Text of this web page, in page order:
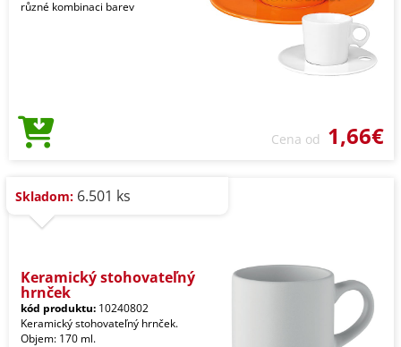
různé kombinaci barev
Cena od 1,66€
Skladom: 6.501 ks
Keramický stohovateľný
hrnček
kód produktu: 10240802
Keramický stohovateľný hrnček.
Objem: 170 ml.